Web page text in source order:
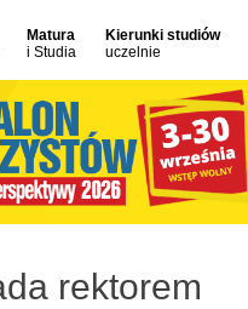
Matura
i Studia
Kierunki studiów
uczelnie
rektorem